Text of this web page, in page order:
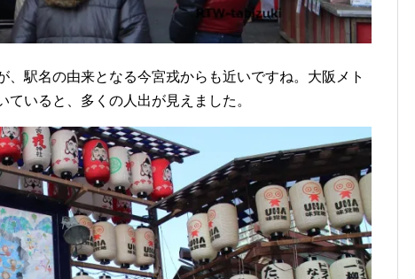
、駅名の由来となる今宮戎からも近いですね。大阪メト
いると、多くの人出が見えました。